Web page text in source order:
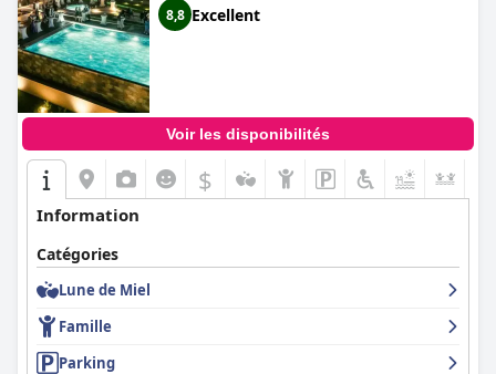
conserve un charme de boutique. Il offre un excellent rapport
qualité-prix, avec un design moderne et un mobilier élégant
contribuant à une sensation de luxe sans dépasser les attentes
budgétaires.
En résumé, l'hôtel Helada se distingue comme un hôtel propre,
bien situé, avec un excellent personnel et des équipements de
premier ordre, offrant un séjour globalement exceptionnel aux
visiteurs.
8,8 Excellent
Voir les disponibilités
$
Information
Catégories
Lune de Miel
Famille
Parking